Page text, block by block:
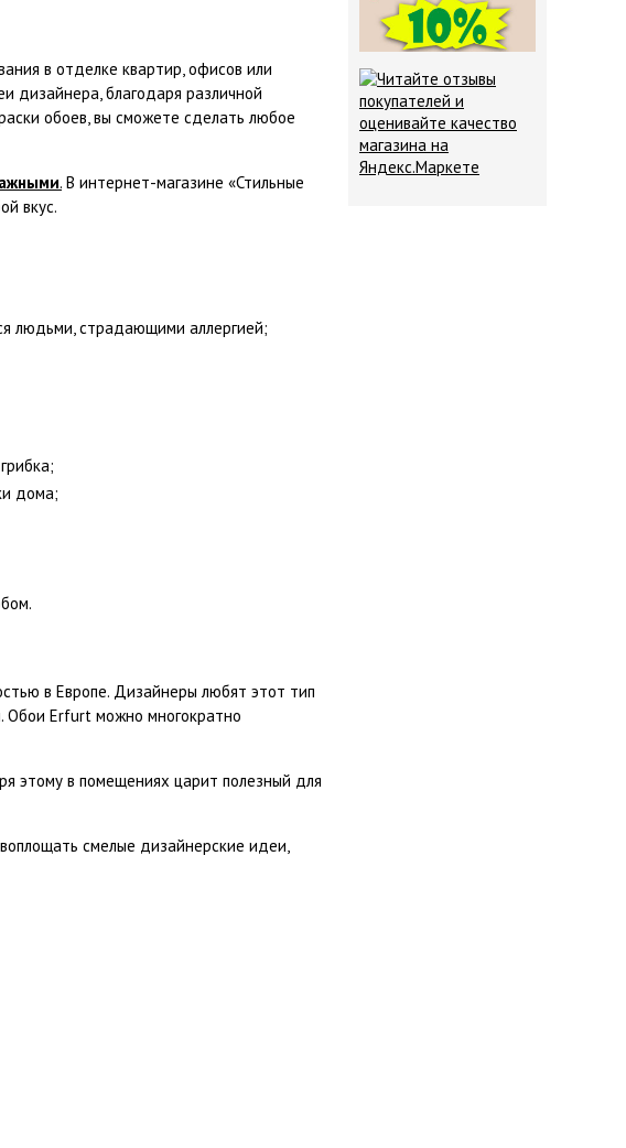
в отделке квартир, офисов или
дизайнера, благодаря различной
обоев, вы сможете сделать любое
. В интернет-магазине «Стильные
вкус.
людьми, страдающими аллергией;
дома;
в Европе. Дизайнеры любят этот тип
Обои Erfurt можно многократно
этому в помещениях царит полезный для
смелые дизайнерские идеи,